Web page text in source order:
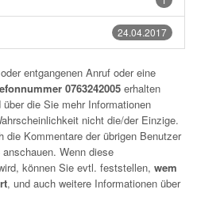
24.04.2017
entgangenen Anruf oder eine
0763242005 erhalten
die Sie mehr Informationen
nicht die/der Einzige.
Kommentare der übrigen Benutzer
anschauen. Wenn diese
können Sie evtl. feststellen, wem
, und auch weitere Informationen über